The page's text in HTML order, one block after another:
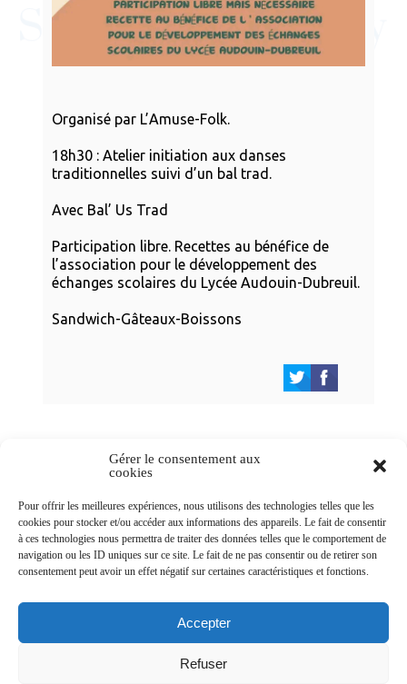
Gérer le consentement aux
cookies
Pour offrir les meilleures expériences, nous utilisons des technologies telles que les
cookies pour stocker et/ou accéder aux informations des appareils. Le fait de consentir
à ces technologies nous permettra de traiter des données telles que le comportement de
navigation ou les ID uniques sur ce site. Le fait de ne pas consentir ou de retirer son
consentement peut avoir un effet négatif sur certaines caractéristiques et fonctions.
Accepter
Refuser
Organisé par L’Amuse-Folk.
18h30 : Atelier initiation aux danses
traditionnelles suivi d’un bal trad.
Avec Bal’ Us Trad
Participation libre. Recettes au bénéfice de
l’association pour le développement des
échanges scolaires du Lycée Audouin-Dubreuil.
Sandwich-Gâteaux-Boissons
Newsletters
Abonnez-vous à la newsletter
>